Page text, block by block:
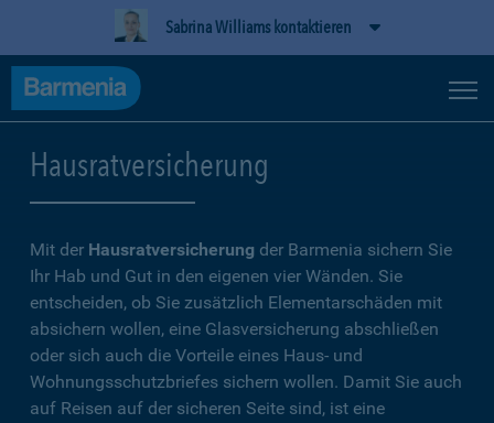
Sabrina Williams kontaktieren
Hausratversicherung
Mit der Hausratversicherung der Barmenia sichern Sie
Ihr Hab und Gut in den eigenen vier Wänden. Sie
entscheiden, ob Sie zusätzlich Elementarschäden mit
absichern wollen, eine Glasversicherung abschließen
oder sich auch die Vorteile eines Haus- und
Wohnungsschutzbriefes sichern wollen. Damit Sie auch
auf Reisen auf der sicheren Seite sind, ist eine